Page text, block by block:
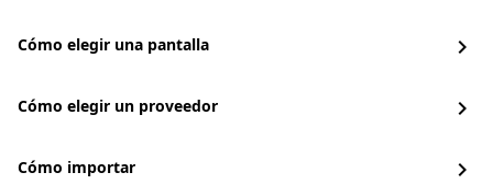
Cómo elegir una pantalla chevron_right
Cómo elegir un proveedor chevron_right
Cómo importar chevron_right